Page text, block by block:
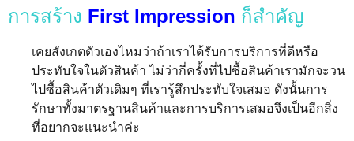
การสร้าง First Impression ก็สำคัญ
เคยสังเกตตัวเองไหมว่าถ้าเราได้รับการบริการที่ดีหรือ
ประทับใจในตัวสินค้า ไม่ว่ากี่ครั้งที่ไปซื้อสินค้าเรามักจะวน
ไปซื้อสินค้าตัวเดิมๆ ที่เรารู้สึกประทับใจเสมอ ดังนั้นการ
รักษาทั้งมาตรฐานสินค้าและการบริการเสมอจึงเป็นอีกสิ่ง
ที่อยากจะแนะนำค่ะ